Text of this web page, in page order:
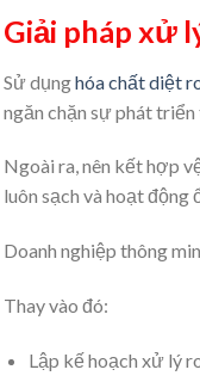
Giải pháp xử
Sử dụnghóa chất diệt
ngăn chặn sự phát triển
Ngoài ra, nên kết hợp
luôn sạch và hoạt động
Doanh nghiệp thông
Thay vào đó:
Lập kế hoạch xử lý